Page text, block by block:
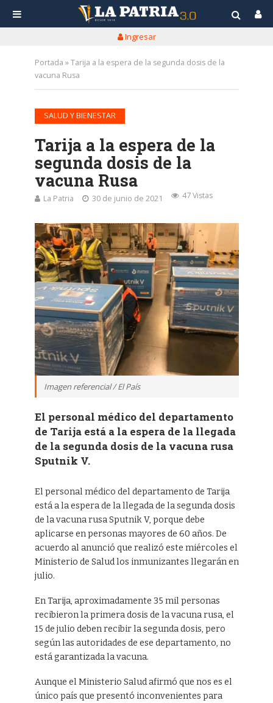
Ingresar
Portada »Tarija a la espera de la segunda dosis de la
vacuna Rusa
SALUD Y BIENESTAR
Tarija a la espera de la
segunda dosis de la
vacuna Rusa
La Patria 30 de junio de 2021 47 Vistas
Imagen referencial / El País
El personal médico del departamento
de Tarija está a la espera de la llegada
de la segunda dosis de la vacuna rusa
Sputnik V.
El personal médico del departamento de Tarija
está a la espera de la llegada de la segunda dosis
de la vacuna rusa Sputnik V, porque debe
aplicarse en personas mayores de 60 años. De
acuerdo al anunció que realizó este miércoles el
Ministerio de Salud los inmunizantes llegarán en
julio.
En Tarija, aproximadamente 35 mil personas
recibieron la primera dosis de la vacuna rusa, el
15 de julio deben recibir la segunda dosis, pero
según las autoridades de ese departamento, no
está garantizada la vacuna.
Aunque el Ministerio Salud afirmó que nos es el
único país que presentó inconvenientes para